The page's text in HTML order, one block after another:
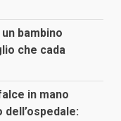
bambino
che cada
in mano